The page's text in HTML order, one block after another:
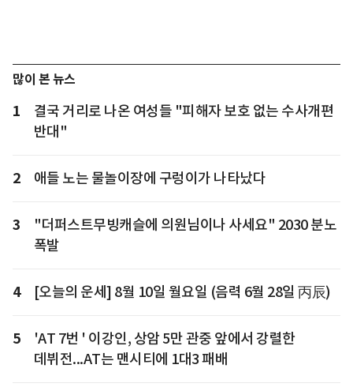
많이 본 뉴스
1
결국 거리로 나온 여성들 "피해자 보호 없는 수사개편
반대"
2 애들 노는 물놀이장에 구렁이가 나타났다
3
"더퍼스트무빙캐슬에 의원님이나 사세요" 2030 분노
폭발
4 [오늘의 운세] 8월 10일 월요일 (음력 6월 28일 丙辰)
5
'AT 7번 ' 이강인, 상암 5만 관중 앞에서 강렬한
데뷔전...AT는 맨시티에 1대3 패배